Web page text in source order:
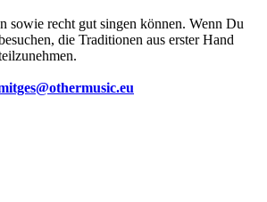
sowie recht gut singen können. Wenn Du
die Traditionen aus erster Hand